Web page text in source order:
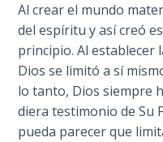
Commandments
The
Purpose
of Law
and
Grace
Al crear el mundo
del espíritu y así creó
principio. Al establecer
Dios se limitó a sí
lo tanto, Dios siempre
diera testimonio de Su
pueda parecer que